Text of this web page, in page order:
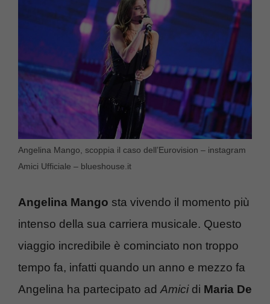
Angelina Mango, scoppia il caso dell’Eurovision – instagram
Amici Ufficiale – blueshouse.it
Angelina Mango sta vivendo il momento più
intenso della sua carriera musicale. Questo
viaggio incredibile è cominciato non troppo
tempo fa, infatti quando un anno e mezzo fa
Angelina ha partecipato ad Amicidi Maria De